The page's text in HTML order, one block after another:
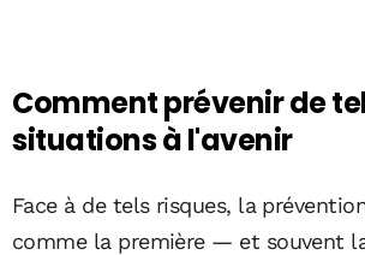
Comment prévenir de
situations à l'avenir
Face à de tels risques, la
comme la première — et souvent